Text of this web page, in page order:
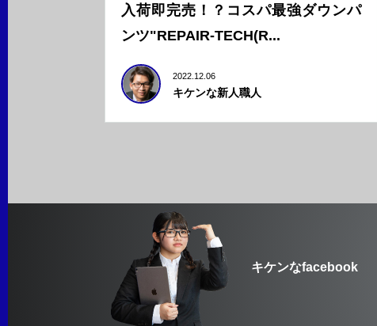
入荷即完売！？コスパ最強ダウンパ
ンツ"REPAIR-TECH(R...
2022.12.06
キケンな新人職人
キケンなfacebook